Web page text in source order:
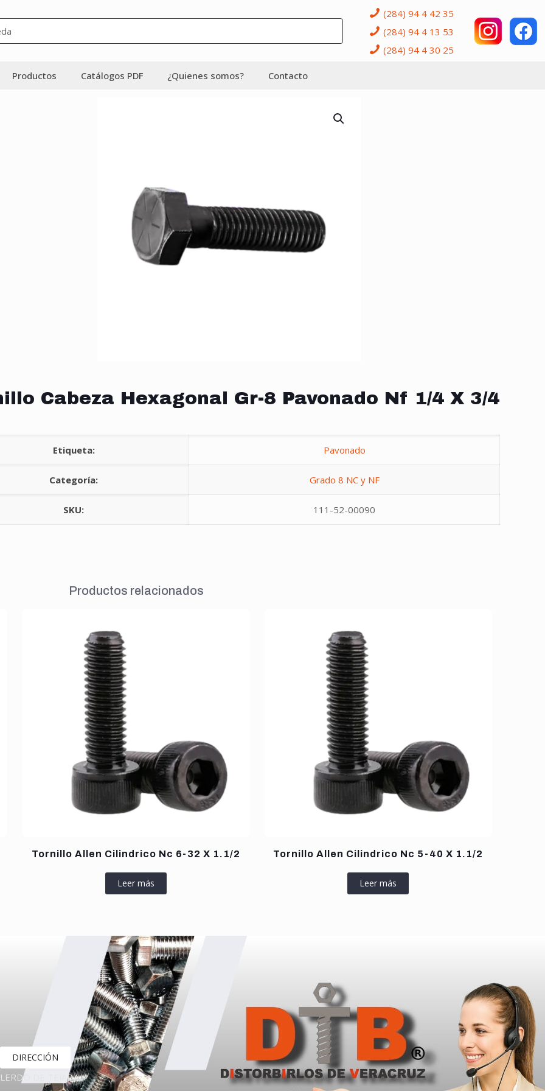
(284) 94 4 42 35
(284) 94 4 13 53
(284) 94 4 30 25
Productos Catálogos PDF ¿Quienes somos? Contacto
Cabeza Hexagonal Gr-8 Pavonado Nf 1/4 X 3/4
Etiqueta: Pavonado
Categoría: Grado 8 NC y NF
SKU: 111-52-00090
Productos relacionados
Tornillo Allen Cilindrico Nc 6-32 X 1.1/2
Leer más
Tornillo Allen Cilindrico Nc 5-40 X 1.1/2
Leer más
DIRECCIÓN
LERDO DE TEJADA,